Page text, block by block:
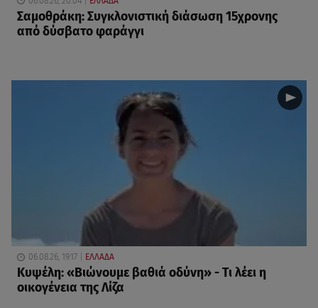
Σαμοθράκη: Συγκλονιστική διάσωση 15χρονης
από δύσβατο φαράγγι
06.08.26, 19:17 ΕΛΛΑΔΑ
Κυψέλη: «Βιώνουμε βαθιά οδύνη» - Τι λέει η
οικογένεια της Λίζα